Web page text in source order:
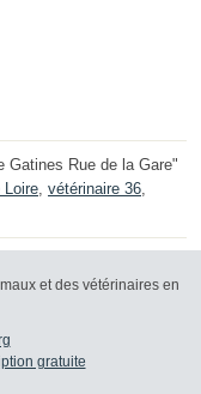
Gatines Rue de la Gare"
Loire, vétérinaire 36,
et des vétérinaires en
gratuite